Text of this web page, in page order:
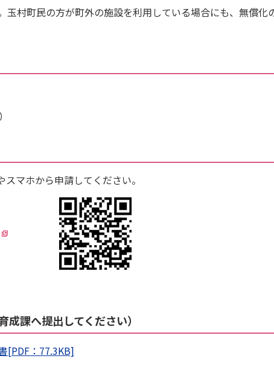
玉村町民の方が町外の施設を利用している場合にも、無償化
マホから申請してください。
課へ提出してください）
[PDF：77.3KB]